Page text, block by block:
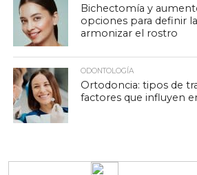
Bichectomía y
opciones para definir
armonizar el rostro
ODONTOLOGÍA
Ortodoncia: tipos de
factores que influyen